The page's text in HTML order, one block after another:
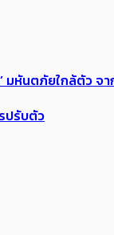
มหันตภัยใกล้ตัว จา
ปรับตัว